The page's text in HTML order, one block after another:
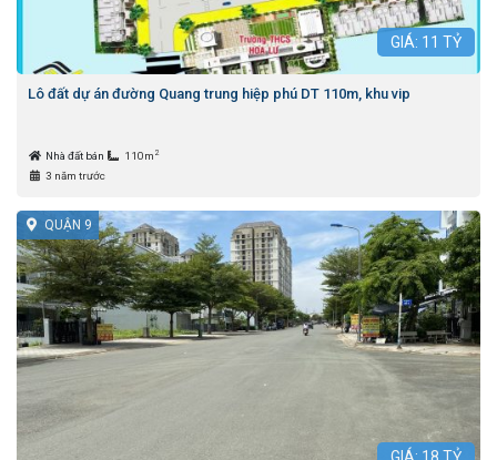
GIÁ: 11 TỶ
Lô đất dự án đường Quang trung hiệp phú DT 110m, khu vip
Nhà đất bán 110m 2
3 năm trước
QUẬN 9
GIÁ: 18 TỶ